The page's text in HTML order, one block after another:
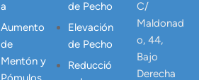
a
Aumento
de
Mentón y
de Pecho
Elevación
de Pecho
Reducció
C/
Maldonad
o, 44,
Bajo
Derecha